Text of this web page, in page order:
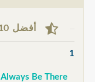
أفضل 10 مقاطع وألبومات حسب التقييم
1
Always Be There